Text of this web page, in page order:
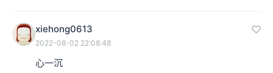
xiehong0613
2022-08-02 22:08:48
心一沉